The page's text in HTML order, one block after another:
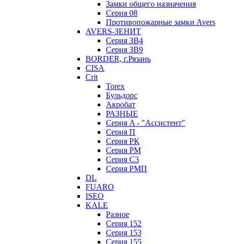
Замки общего назначения
Серия 08
Противопожарные замки Avers
AVERS-ЗЕНИТ
Серия ЗВ4
Серия ЗВ9
BORDER, г.Рязань
CISA
Crit
Torex
Бульдорс
Акробат
РАЗНЫЕ
Серия A - "Ассистент"
Серия П
Серия РК
Серия РМ
Серия С3
Серия РМП
DL
FUARO
ISEO
KALE
Разное
Серия 152
Серия 153
Серия 155